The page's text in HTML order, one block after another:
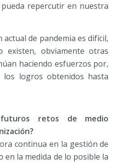
repercutir en nuestra
actual de pandemia es difícil,
obviamente otras
haciendo esfuerzos por,
los logros obtenidos hasta
retos de medio
continua en la gestión de
en la medida de lo posible la